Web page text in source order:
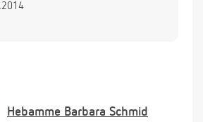
des neuen Zyklus immer noch .
wurden kontrolliert, die waren
nach der FG wieder ganz unten.
ich war so froh das sich
wieder so schön eingependelt hat,
Hebamme Barbara Schmid